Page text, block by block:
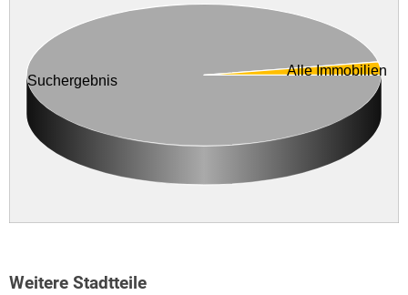
Suchergebnis
Alle Immobilien
Weitere Stadtteile